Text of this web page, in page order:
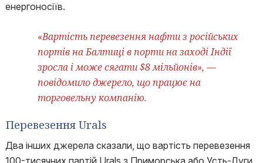
енергоносіїв.
«Вартість перевезення нафти з російських
портів на Балтиці в порти на заході Індії
зросла і може сягати $8 мільйонів», —
повідомило джерело, що працює на
торговельну компанію.
Перевезення Urals
Два інших джерела сказали, що вартість перевезення